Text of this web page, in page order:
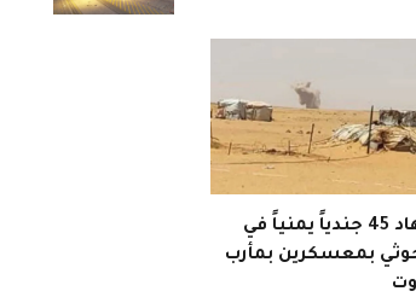
استشهاد 45 جندياً يمنياً في
بمعسكرين بمأرب